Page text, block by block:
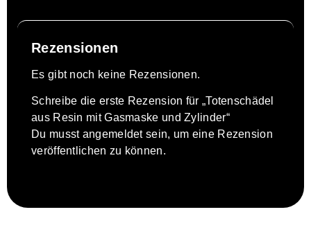
Rezensionen
Es gibt noch keine Rezensionen.
Schreibe die erste Rezension für „Totenschädel
aus Resin mit Gasmaske und Zylinder“
Du musst angemeldetsein, um eine Rezension
veröffentlichen zu können.